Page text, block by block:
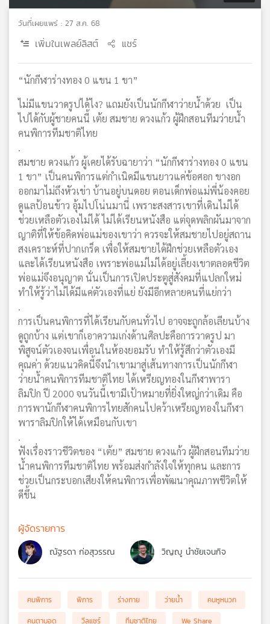
ข่าย
วันที่เผยแพร่ : 27 ส.ค. 68
เพิ่มในเพลย์ลิสต์ แชร์
“นักกีฬาร่างทอง 0 แขน 1 ขา”
ไม่มีแขนวาดรูปได้ไง? แถมยังเป็นนักกีฬาว่ายน้ำด้วย เป็น
ไปได้กับผู้ชายคนนี้ เต้ย สมชาย ดวงแก้ว ผู้ฝึกสอนทีมว่ายน้ำ
คนพิการทีมชาติไทย
.
สมชาย ดวงแก้ว ผู้เคยได้รับฉายาว่า “นักกีฬาร่างทอง 0 แขน
1 ขา” เป็นคนพิการแต่กำเนิดมีแขนยาวแค่ข้อศอก ขางอก
ออกมาไม่ถึงหัวเข่า บ้านอยู่บนดอย ตอนเด็กพ่อแม่พี่น้องคอย
ดูแลป้อนข้าว อุ้มไปโน่นมานี่ เพราะสงสารเขาที่เดินไม่ได้
ช่วยเหลือตัวเองไม่ได้ ไม่ได้เรียนหนังสือ แต่จุดพลิกผันมาจาก
ญาติที่ให้ข้อคิดพ่อแม่ของเขาว่า ควรจะให้สมชายไปอยู่สถาน
สงเคราะห์ที่ปากเกร็ด เพื่อให้สมชายได้ฝึกช่วยเหลือตัวเอง
และได้เรียนหนังสือ เพราะพ่อแม่ไม่ได้อยู่เลี้ยงเขาตลอดชีวิต
พ่อแม่จึงอนุญาต นั่นเป็นการเปิดประตูสู่สังคมที่แปลกใหม่
ทำให้รู้ว่าไม่ได้มีแค่ตัวเองที่แย่ ยังมีอีกหลายคนที่แย่กว่า
.
การเป็นคนพิการที่ได้เรียนกับคนทั่วไป อาจจะถูกล้อเลียนบ้าง
ดูถูกบ้าง แต่เขาก็เอาความเก่งด้านศิลปะคือการวาดรูป มา
พิสูจน์ตัวเองจนเพื่อนในห้องยอมรับ ทำให้รู้สึกว่าตัวเองมี
คุณค่า ด้วยแนวคิดนี้จึงนำเขามาสู่เส้นทางการเป็นนักกีฬา
ว่ายน้ำคนพิการทีมชาติไทย ได้เหรียญทองในกีฬาพารา
ลิมปิก ปี 2000 จนวันนี้เขามีเป้าหมายที่ยิ่งใหญ่กว่าเดิม คือ
การพานักกีฬาคนพิการไทยสักคนไปคว้าเหรียญทองในกีฬา
พาราลิมปิกให้ได้เหมือนกับเขา
.
ฟังเรื่องราวชีวิตของ “เต้ย” สมชาย ดวงแก้ว ผู้ฝึกสอนทีมว่าย
น้ำคนพิการทีมชาติไทย พร้อมส่งกำลังใจให้ทุกคน และการ
ช่วยเป็นกระบอกเสียงให้คนพิการเพื่อพัฒนาคุณภาพชีวิตให้
ดีขึ้น
ผู้จัดรายการ
ณัฐรดา ก่อสุวรรณ วิญญู นำชัยเจนกิจ
คนพิการ พิการ ร่างกาย ว่ายน้ำ
คนหูหนวก
คนตาบอด
วีลแชร์ ทีมชาติไทย
We Share